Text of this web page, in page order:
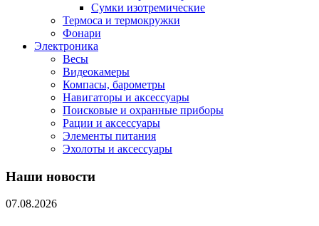
Сумки изотремические
Термоса и термокружки
Фонари
Электроника
Весы
Видеокамеры
Компасы, барометры
Навигаторы и аксессуары
Поисковые и охранные приборы
Рации и аксессуары
Элементы питания
Эхолоты и аксессуары
Наши новости
07.08.2026